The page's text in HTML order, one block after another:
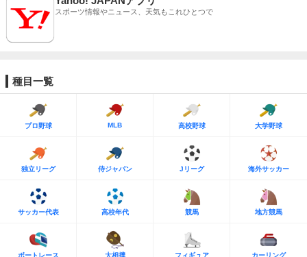
スポーツ情報やニュース、天気もこれひとつで
種目一覧
プロ野球 MLB 高校野球 大学野球
独立リーグ 侍ジャパン Jリーグ 海外サッカー
サッカー代表 高校年代 競馬 地方競馬
ボートレース 大相撲 フィギュア カーリング